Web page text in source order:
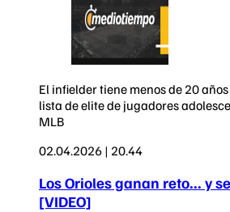
El infielder tiene menos de 20
lista de elite de jugadores
MLB
02.04.2026 | 20.44
Los Orioles ganan reto... y
[VIDEO]